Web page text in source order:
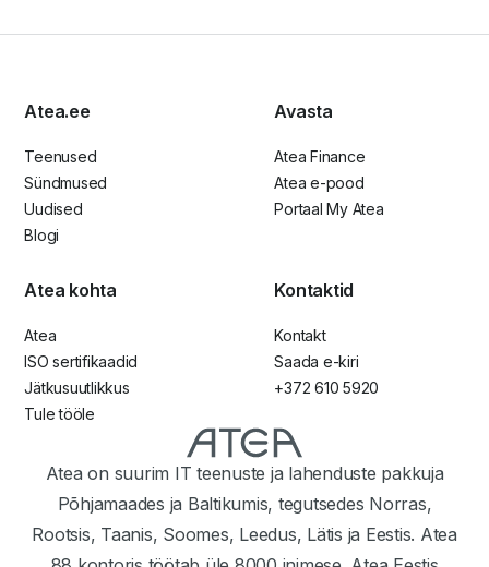
Atea on suurim IT teenuste ja lahenduste pakkuja
Põhjamaades ja Baltikumis, tegutsedes Norras,
Rootsis, Taanis, Soomes, Leedus, Lätis ja Eestis. Atea
Atea.ee
Teenused
Sündmused
Uudised
Blogi
Avasta
Atea Finance
Atea e-pood
Portaal My Atea
Atea kohta
Atea
ISO sertifikaadid
Jätkusuutlikkus
Tule tööle
Kontaktid
Kontakt
Saada e-kiri
+372 610 5920